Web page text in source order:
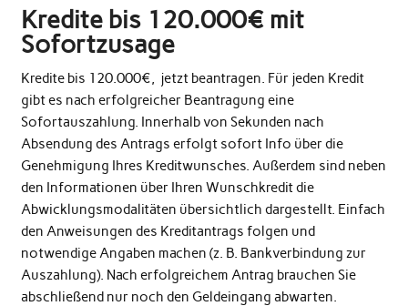
Kredite bis 120.000€ mit
Sofortzusage
Kredite bis 120.000€, jetzt beantragen. Für jeden Kredit
gibt es nach erfolgreicher Beantragung eine
Sofortauszahlung. Innerhalb von Sekunden nach
Absendung des Antrags erfolgt sofort Info über die
Genehmigung Ihres Kreditwunsches. Außerdem sind neben
den Informationen über Ihren Wunschkredit die
Abwicklungsmodalitäten übersichtlich dargestellt. Einfach
den Anweisungen des Kreditantrags folgen und
notwendige Angaben machen (z. B. Bankverbindung zur
Auszahlung). Nach erfolgreichem Antrag brauchen Sie
abschließend nur noch den Geldeingang abwarten.